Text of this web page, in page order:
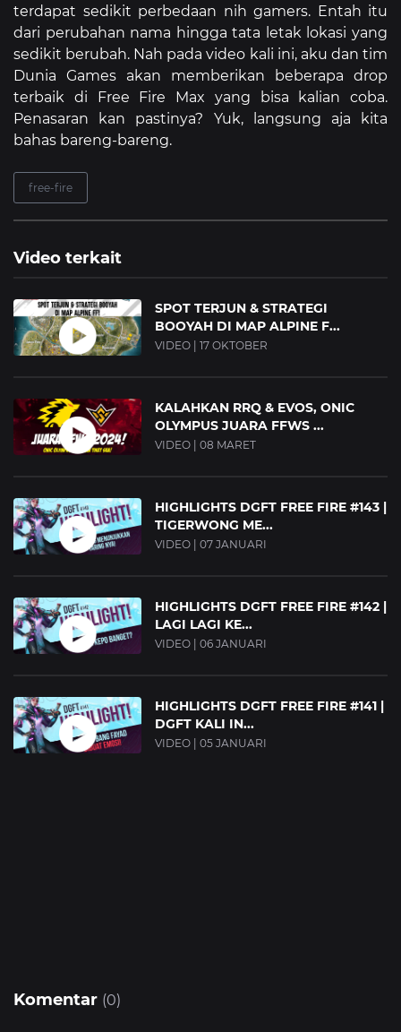
terdapat sedikit perbedaan nih gamers. Entah itu
dari perubahan nama hingga tata letak lokasi yang
sedikit berubah. Nah pada video kali ini, aku dan tim
Dunia Games akan memberikan beberapa drop
terbaik di Free Fire Max yang bisa kalian coba.
Penasaran kan pastinya? Yuk, langsung aja kita
bahas bareng-bareng.
free-fire
Video terkait
SPOT TERJUN & STRATEGI
BOOYAH DI MAP ALPINE F...
VIDEO | 17 OKTOBER
KALAHKAN RRQ & EVOS, ONIC
OLYMPUS JUARA FFWS ...
VIDEO | 08 MARET
HIGHLIGHTS DGFT FREE FIRE #143 |
TIGERWONG ME...
VIDEO | 07 JANUARI
HIGHLIGHTS DGFT FREE FIRE #142 |
LAGI LAGI KE...
VIDEO | 06 JANUARI
HIGHLIGHTS DGFT FREE FIRE #141 |
DGFT KALI IN...
VIDEO | 05 JANUARI
Komentar (0)